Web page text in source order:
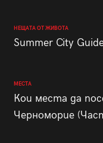
НЕЩАТА ОТ ЖИВОТА
Summer City
МЕСТА
Кои места да
Черноморие